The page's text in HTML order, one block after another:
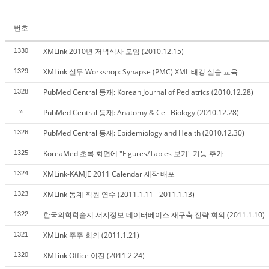
번호
1330 XMLink 2010년 저녁식사 모임 (2010.12.15)
1329 XMLink 실무 Workshop: Synapse (PMC) XML 태깅 실습 교육
1328 PubMed Central 등재: Korean Journal of Pediatrics (2010.12.28)
» PubMed Central 등재: Anatomy & Cell Biology (2010.12.28)
1326 PubMed Central 등재: Epidemiology and Health (2010.12.30)
1325 KoreaMed 초록 화면에 "Figures/Tables 보기" 기능 추가
1324 XMLink-KAMJE 2011 Calendar 제작 배포
1323 XMLink 동계 직원 연수 (2011.1.11 - 2011.1.13)
1322 한국의학학술지 서지정보 데이터베이스 재구축 전략 회의 (2011.1.10)
1321 XMLink 주주 회의 (2011.1.21)
1320 XMLink Office 이전 (2011.2.24)